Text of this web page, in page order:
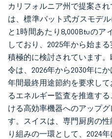
カリフォルニア州で提案さ
は、標準バット式ガスモデ
と1時間あたり8,000Btuのア
しており、2025年から始ま
積極的に検討されています
令は、2026年から2030年に
年間最終用途節約を要求し
るエネルギー監査を推進す
ける高効率機器へのアップ
す。スイスは、専門厨房の
り組みの一環として、2024